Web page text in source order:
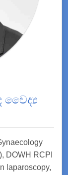
වෛද්‍ය
DOWH RCPI
laparoscopy,